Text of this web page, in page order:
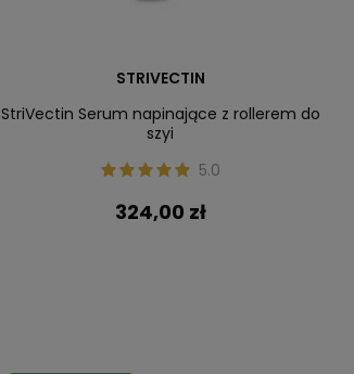
STRIVECTIN
StriVectin Serum napinające z rollerem do
szyi
5.0
324,00 zł